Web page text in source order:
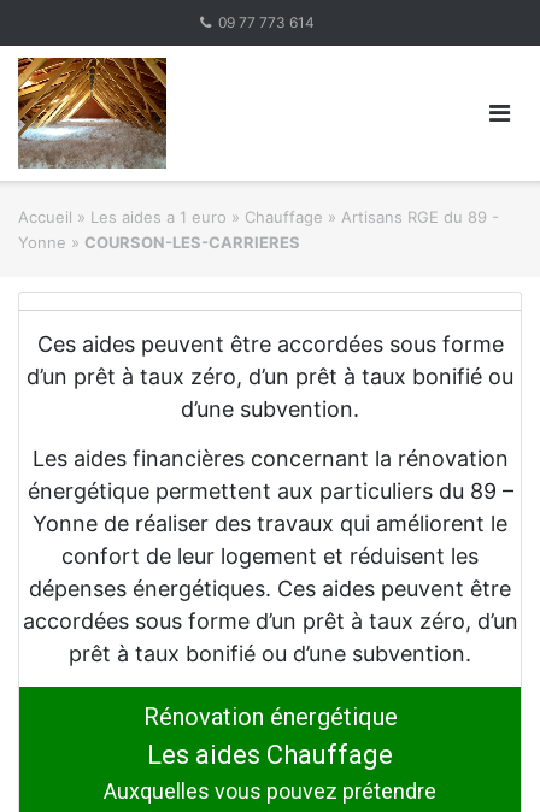
content
09 77 773 614
Accueil » Les aides a 1 euro » Chauffage » Artisans RGE du 89 -
Yonne » COURSON-LES-CARRIERES
Ces aides peuvent être accordées sous forme
d’un prêt à taux zéro, d’un prêt à taux bonifié ou
d’une subvention.
Les aides financières concernant la rénovation
énergétique permettent aux particuliers du 89 –
Yonne de réaliser des travaux qui améliorent le
confort de leur logement et réduisent les
dépenses énergétiques. Ces aides peuvent être
accordées sous forme d’un prêt à taux zéro, d’un
prêt à taux bonifié ou d’une subvention.
Rénovation énergétique
Les aides Chauffage
Auxquelles vous pouvez prétendre